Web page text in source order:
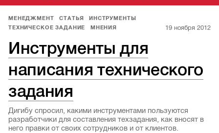
МЕНЕДЖМЕНТ СТАТЬЯ
ИНСТРУМЕНТЫ
ТЕХНИЧЕСКОЕ ЗАДАНИЕ
МНЕНИЯ 19 ноября 2012
Инструменты для
написания технического
задания
Дигибу спросил, какими инструментами пользуются
разработчики для составления техзадания, как вносят в
него правки от своих сотрудников и от клиентов.